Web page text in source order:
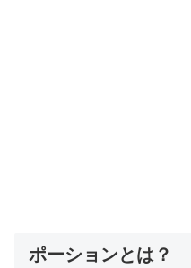
ポーションとは？